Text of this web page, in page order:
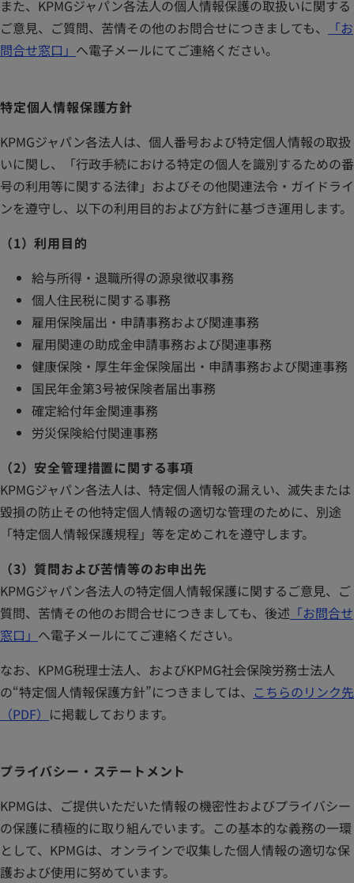
また、KPMGジャパン各法人の個人情報保護の取扱いに関する
ご意見、ご質問、苦情その他のお問合せにつきましても、
「お
問合せ窓口」 へ電子メールにてご連絡ください。
特定個人情報保護方針
KPMGジャパン各法人は、個人番号および特定個人情報の取扱
いに関し、「行政手続における特定の個人を識別するための番
号の利用等に関する法律」およびその他関連法令・ガイドライ
ンを遵守し、以下の利用目的および方針に基づき運用します。
（1）利用目的
給与所得・退職所得の源泉徴収事務
個人住民税に関する事務
雇用保険届出・申請事務および関連事務
雇用関連の助成金申請事務および関連事務
健康保険・厚生年金保険届出・申請事務および関連事務
国民年金第3号被保険者届出事務
確定給付年金関連事務
労災保険給付関連事務
（2）安全管理措置に関する事項
KPMGジャパン各法人は、特定個人情報の漏えい、滅失または
毀損の防止その他特定個人情報の適切な管理のために、別途
「特定個人情報保護規程」等を定めこれを遵守します。
（3）質問および苦情等のお申出先
KPMGジャパン各法人の特定個人情報保護に関するご意見、ご
質問、苦情その他のお問合せにつきましても、後述 「お問合せ
窓口」 へ電子メールにてご連絡ください。
なお、KPMG税理士法人、およびKPMG社会保険労務士法人
の“特定個人情報保護方針”につきましては、 こちらのリンク先
（PDF） 新
タ
で
開
く
に掲載しております。
プライバシー・ステートメント
KPMGは、ご提供いただいた情報の機密性およびプライバシー
の保護に積極的に取り組んでいます。この基本的な義務の一環
として、KPMGは、オンラインで収集した個人情報の適切な保
護および使用に努めています。